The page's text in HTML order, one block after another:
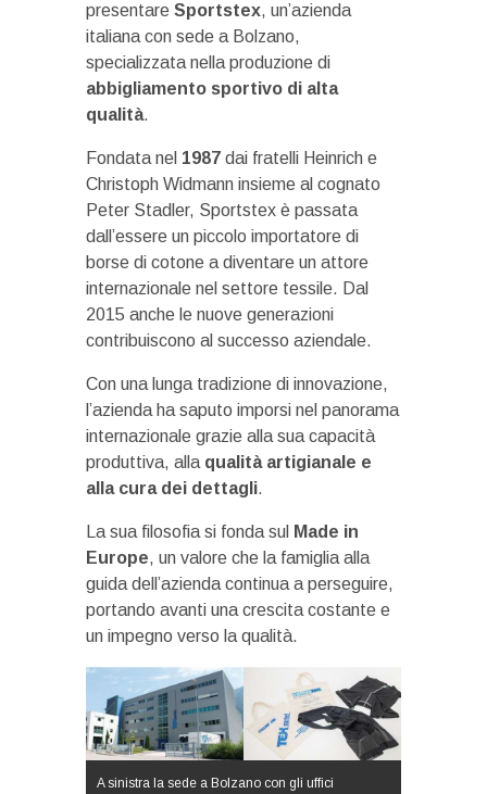
presentare Sportstex, un’azienda
italiana con sede a Bolzano,
specializzata nella produzione di
abbigliamento sportivo di alta
qualità.
Fondata nel 1987 dai fratelli Heinrich e
Christoph Widmann insieme al cognato
Peter Stadler, Sportstex è passata
dall’essere un piccolo importatore di
borse di cotone a diventare un attore
internazionale nel settore tessile. Dal
2015 anche le nuove generazioni
contribuiscono al successo aziendale.
Con una lunga tradizione di innovazione,
l’azienda ha saputo imporsi nel panorama
internazionale grazie alla sua capacità
produttiva, alla qualità artigianale e
alla cura dei dettagli.
La sua filosofia si fonda sul Made in
Europe, un valore che la famiglia alla
guida dell’azienda continua a perseguire,
portando avanti una crescita costante e
un impegno verso la qualità.
A sinistra la sede a Bolzano con gli uffici